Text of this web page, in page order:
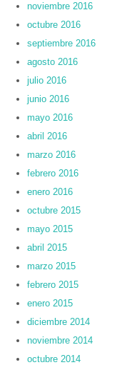
noviembre 2016
octubre 2016
septiembre 2016
agosto 2016
julio 2016
junio 2016
mayo 2016
abril 2016
marzo 2016
febrero 2016
enero 2016
octubre 2015
mayo 2015
abril 2015
marzo 2015
febrero 2015
enero 2015
diciembre 2014
noviembre 2014
octubre 2014